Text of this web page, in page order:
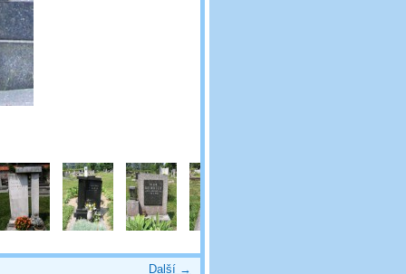
Další →